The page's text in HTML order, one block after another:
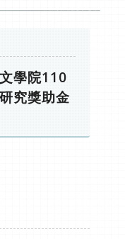
學院110
究獎助金